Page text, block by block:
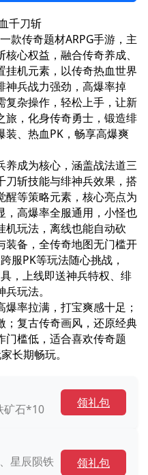
千刀斩
款传奇题材ARPG手游，主
心权益，融合传奇养成、
挂机元素，以传奇热血世界
神兵战力强劲，高爆率掉
复杂操作，轻松上手，让新
旅，化身传奇勇士，锻造绯
装、热血PK，畅享高爆爽
养成为核心，涵盖战法道三
刀斩技能与绯神兵效果，搭
醒等策略元素，核心亮点为
，高爆率全服通用，小怪也
机玩法，离线也能自动砍
装备，全传奇地图无门槛开
服PK等玩法随心挑战，
，上线即送神兵特权、绯
玩法。​
率拉满，打宝爽感十足；
；复古传奇画风，还原经典
门槛低，适合喜欢传奇题
长期畅玩。
矿石*10 领礼包
星辰陨铁
领礼包